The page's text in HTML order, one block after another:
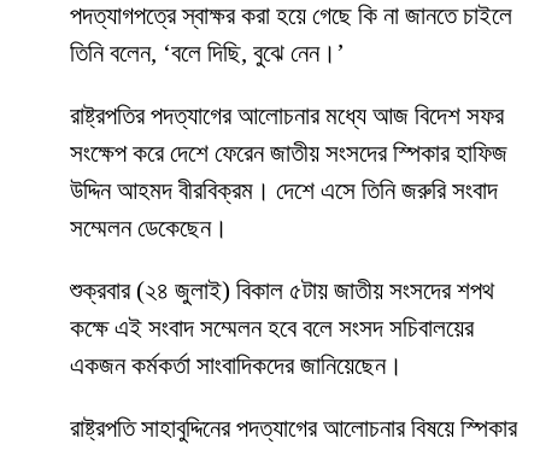
পদত্যাগপত্রে স্বাক্ষর করা হয়ে গেছে কি না জানতে চাইলে
তিনি বলেন, ‘বলে দিছি, বুঝে নেন।’
রাষ্ট্রপতির পদত্যাগের আলোচনার মধ্যে আজ বিদেশ সফর
সংক্ষেপ করে দেশে ফেরেন জাতীয় সংসদের স্পিকার হাফিজ
উদ্দিন আহমদ বীরবিক্রম। দেশে এসে তিনি জরুরি সংবাদ
সম্মেলন ডেকেছেন।
শুক্রবার (২৪ জুলাই) বিকাল ৫টায় জাতীয় সংসদের শপথ
কক্ষে এই সংবাদ সম্মেলন হবে বলে সংসদ সচিবালয়ের
একজন কর্মকর্তা সাংবাদিকদের জানিয়েছেন।
রাষ্ট্রপতি সাহাবুদ্দিনের পদত্যাগের আলোচনার বিষয়ে স্পিকার